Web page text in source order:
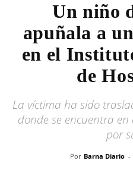
Un niño
apuñala a
en el
de
La víctima ha sido
donde se encuentra en
por
Por Barna Diario -